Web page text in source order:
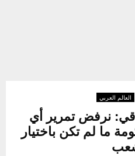
العالم العربي
نرفض تمرير أي
ما لم تكن باختيار